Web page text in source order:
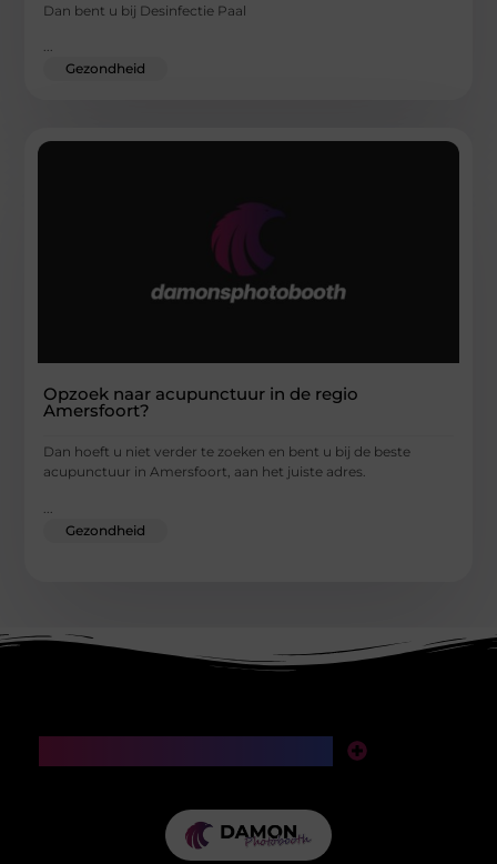
Dan bent u bij Desinfectie Paal
...
Gezondheid
Opzoek naar acupunctuur in de regio
Amersfoort?
Dan hoeft u niet verder te zoeken en bent u bij de beste
acupunctuur in Amersfoort, aan het juiste adres.
Gezondheid